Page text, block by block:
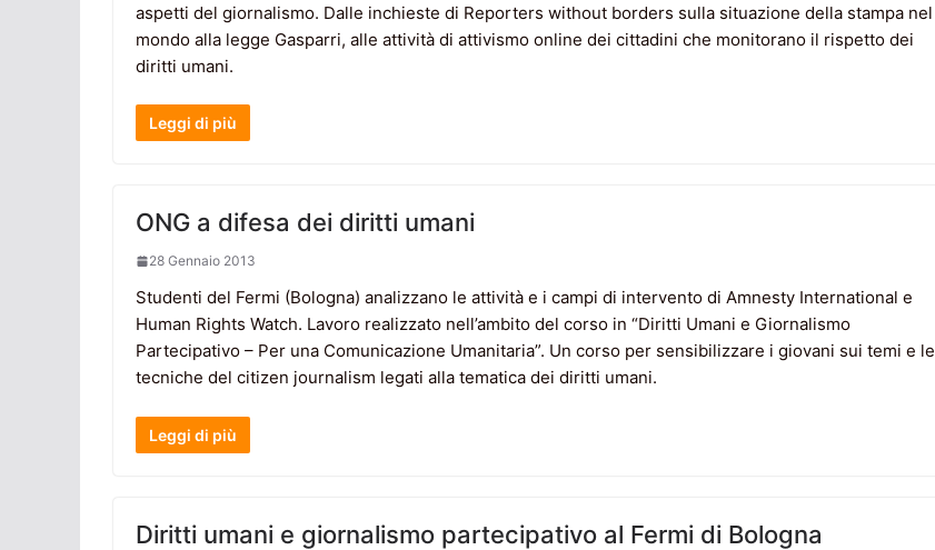
aspetti del giornalismo. Dalle inchieste di Reporters without borders sulla situazione della stampa nel
mondo alla legge Gasparri, alle attività di attivismo online dei cittadini che monitorano il rispetto dei
diritti umani.
Leggi di più
ONG a difesa dei diritti umani
28 Gennaio 2013
Studenti del Fermi (Bologna) analizzano le attività e i campi di intervento di Amnesty International e
Human Rights Watch. Lavoro realizzato nell’ambito del corso in “Diritti Umani e Giornalismo
Partecipativo – Per una Comunicazione Umanitaria”. Un corso per sensibilizzare i giovani sui temi e le
tecniche del citizen journalism legati alla tematica dei diritti umani.
Leggi di più
Diritti umani e giornalismo partecipativo al Fermi di Bologna